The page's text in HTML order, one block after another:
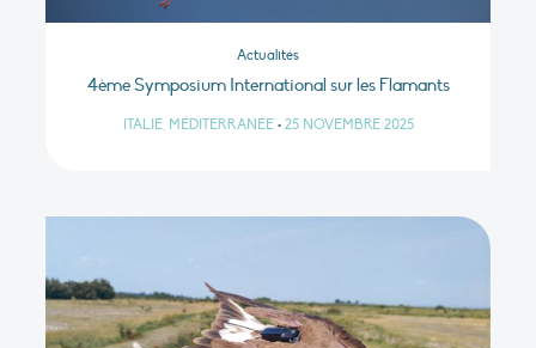
Actualités
4ème Symposium International sur les Flamants
ITALIE, MÉDITERRANÉE • 25 NOVEMBRE 2025